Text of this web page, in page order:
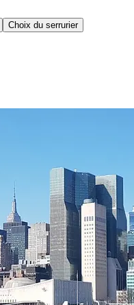
Choix du serrurier